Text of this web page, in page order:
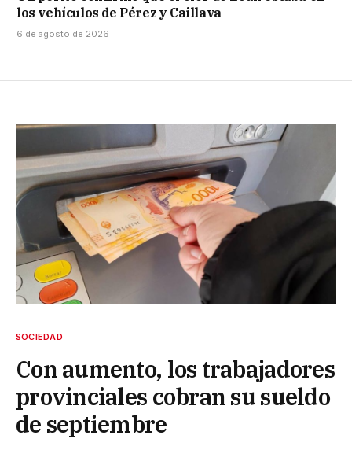
los vehículos de Pérez y Caillava
6 de agosto de 2026
SOCIEDAD
Con aumento, los trabajadores
provinciales cobran su sueldo
de septiembre